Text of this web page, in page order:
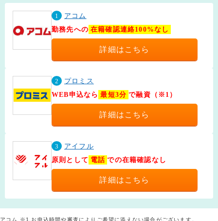
1
アコム
勤務先への 在籍確認連絡100%なし
詳細はこちら
2
プロミス
WEB申込なら 最短3分 で融資（※1）
詳細はこちら
3
アイフル
原則として 電話 での在籍確認なし
詳細はこちら
アコム ※1.お申込時間や審査によりご希望に添えない場合がございます。